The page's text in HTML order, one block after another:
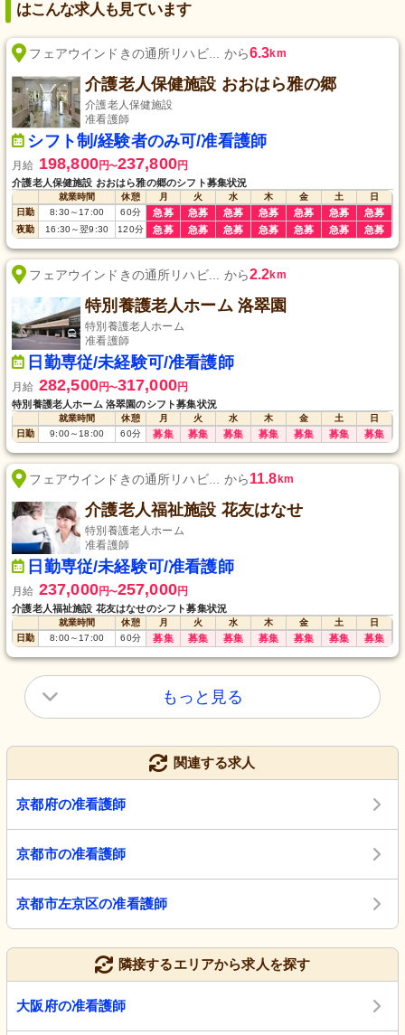
はこんな求人も見ています
フェアウインドきの通所リハビ... から6.3km
介護老人保健施設 おおはら雅の郷
介護老人保健施設
准看護師
シフト制/経験者のみ可/准看護師
月給 198,800円〜237,800円
介護老人保健施設 おおはら雅の郷のシフト募集状況
就業時間 休憩 月 火 水 木 金 土
日
日勤
8:30～17:00 60分 急募 急募 急募 急募 急募 急募 急募
夜勤 16:30～翌9:30 120分 急募 急募 急募 急募 急募 急募 急募
フェアウインドきの通所リハビ... から2.2km
特別養護老人ホーム 洛翠園
特別養護老人ホーム
准看護師
日勤専従/未経験可/准看護師
月給 282,500円〜317,000円
特別養護老人ホーム 洛翠園のシフト募集状況
就業時間 休憩 月 火 水 木 金 土
日
日勤
9:00～18:00 60分 募集 募集 募集 募集 募集 募集 募集
フェアウインドきの通所リハビ... から11.8km
介護老人福祉施設 花友はなせ
特別養護老人ホーム
准看護師
日勤専従/未経験可/准看護師
月給 237,000円〜257,000円
介護老人福祉施設 花友はなせのシフト募集状況
就業時間 休憩 月 火 水 木 金 土
日
日勤
8:00～17:00 60分 募集 募集 募集 募集 募集 募集 募集
もっと見る
関連する求人
京都府の准看護師
京都市の准看護師
京都市左京区の准看護師
隣接するエリアから求人を探す
大阪府の准看護師